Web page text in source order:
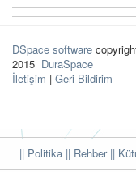
DSpace software
2015 DuraSpace
İletişim | Geri Bildirim
|| Politika || Rehber||